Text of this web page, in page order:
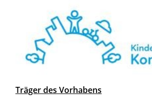
Träger des Vorhabens